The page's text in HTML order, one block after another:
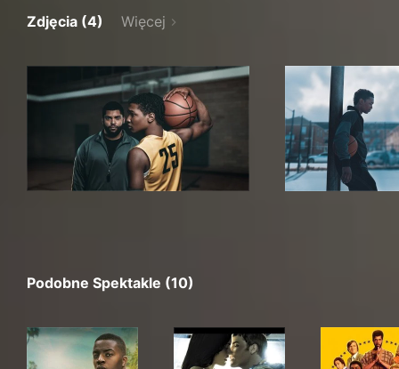
Zdjęcia (4) Więcej
Podobne Spektakle (10)